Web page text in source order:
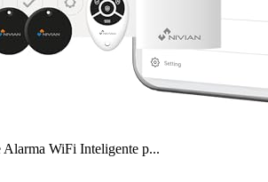
WiFi Inteligente p...